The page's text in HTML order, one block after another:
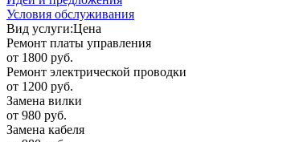
Условия обслуживания
Вид услуги:Цена
Ремонт платы управления
от 1800 руб.
Ремонт электрической проводки
от 1200 руб.
Замена вилки
от 980 руб.
Замена кабеля